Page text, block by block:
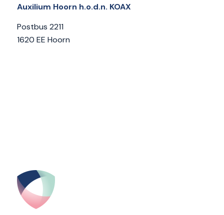
Auxilium Hoorn h.o.d.n. KOAX
Postbus 2211
1620 EE Hoorn